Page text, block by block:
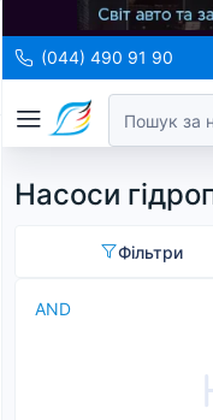
(044) 490 91 90
Насоси
Фільтри
AND